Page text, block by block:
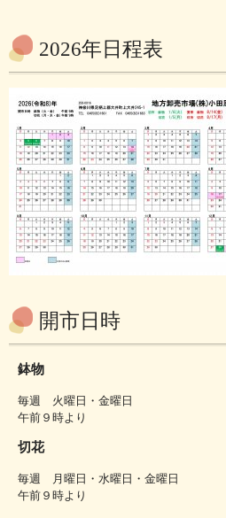
2026年日程表
開市日時
鉢物
毎週 火曜日・金曜日
午前９時より
切花
毎週 月曜日・水曜日・金曜日
午前９時より